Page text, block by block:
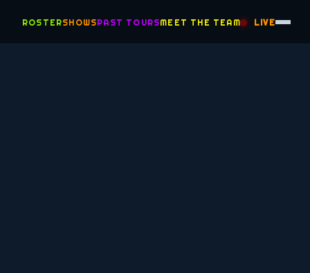
ROSTERSHOWSPAST TOURSMEET THE TEAM LIVE